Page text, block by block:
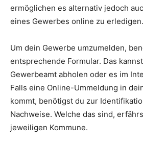
ermöglichen es alternativ jedoch
eines Gewerbes online zu erledigen.
Um dein Gewerbe umzumelden,
entsprechende Formular. Das
Gewerbeamt abholen oder es im
Falls eine Online-Ummeldung in
kommt, benötigst du zur
Nachweise. Welche das sind,
jeweiligen Kommune.